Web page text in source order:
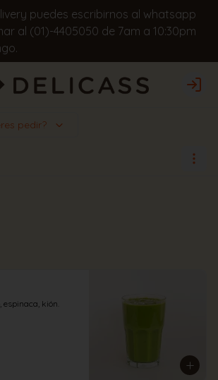
puedes escribirnos al whatsapp
al (01)-4405050 de 7am a 10:30pm
Login
pedir?
espinaca, kión.